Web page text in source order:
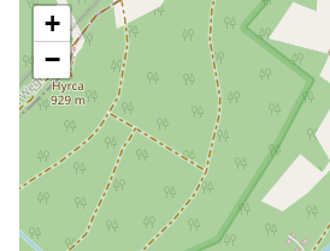
Português
Suomi
Україна
Zamknij
+
−